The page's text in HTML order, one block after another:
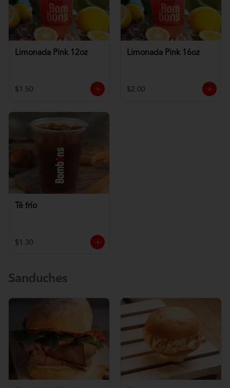
Limonada Pink 12oz
$1.50
Limonada Pink 16oz
$2.00
Té frío
$1.30
Sanduches